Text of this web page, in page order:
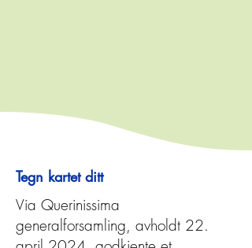
Tegn kartet ditt
Via Querinissima
generalforsamling, avholdt 22.